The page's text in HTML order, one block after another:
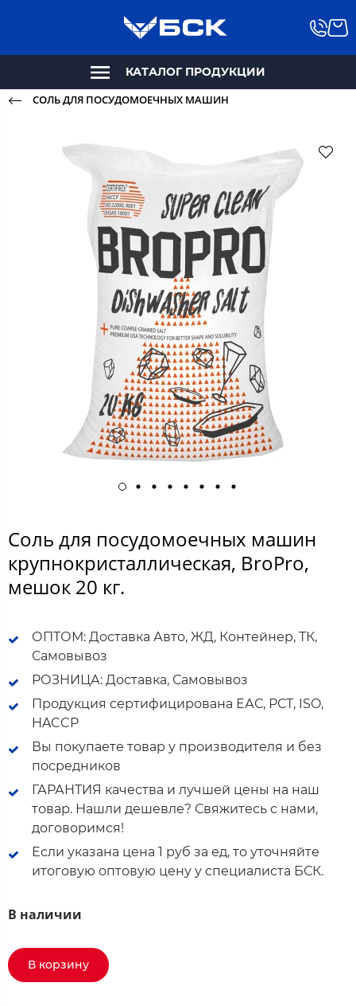
КАТАЛОГ ПРОДУКЦИИ
СОЛЬ ДЛЯ ПОСУДОМОЕЧНЫХ МАШИН
Соль для посудомоечных машин
крупнокристаллическая, BroPro,
мешок 20 кг.
ОПТОМ: Доставка Авто, ЖД, Контейнер, ТК,
Самовывоз
РОЗНИЦА: Доставка, Самовывоз
Продукция сертифицирована ЕАС, РСТ, ISO,
HACCP
Вы покупаете товар у производителя и без
посредников
ГАРАНТИЯ качества и лучшей цены на наш
товар. Нашли дешевле? Свяжитесь с нами,
договоримся!
Если указана цена 1 руб за ед, то уточняйте
итоговую оптовую цену у специалиста БСК.
В наличии
В корзину